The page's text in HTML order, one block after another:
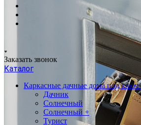
Заказать звонок
Каталог
Каркасные дачные дома под ключ
Дачник
Солнечный
Солнечный +
Турист